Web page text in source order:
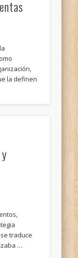
la definen
traduce
…